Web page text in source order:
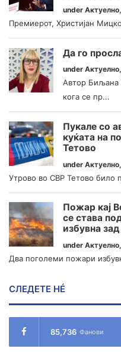
under Актуелно,
Премиерот, Христијан
Да го
under Актуелно,
Автор Биљана
кога се пр...
Пукале со
куќата на
Тетово
under Актуелно,
Утрово во СВР Тетово било
Пожар кај
се става
избувна
under Актуелно,
Два поголеми пожари
СЛЕДЕТЕ НÉ
85,736 Фанови